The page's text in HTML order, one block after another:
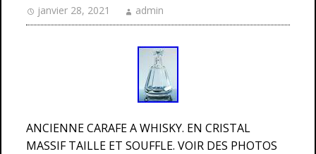
janvier 28, 2021 admin
ANCIENNE CARAFE A WHISKY. EN CRISTAL
MASSIF TAILLE ET SOUFFLE. VOIR DES PHOTOS